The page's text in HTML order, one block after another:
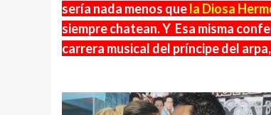
sería nada menos quela Diosa
siempre chatean. Y Esa misma
carrera musical del príncipe del